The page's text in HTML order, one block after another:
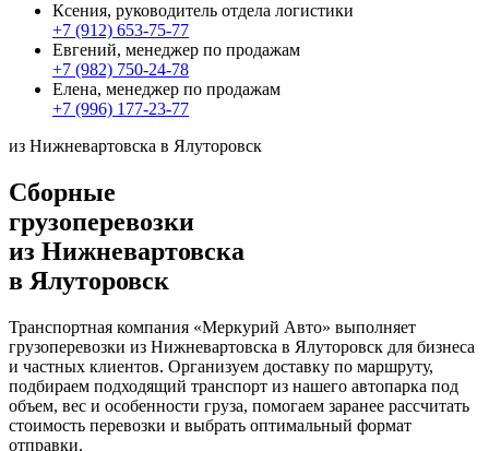
Ксения, руководитель отдела логистики
+7 (912) 653-75-77
Евгений, менеджер по продажам
+7 (982) 750-24-78
Елена, менеджер по продажам
+7 (996) 177-23-77
из Нижневартовска в Ялуторовск
Сборные
грузоперевозки
из Нижневартовска
в Ялуторовск
Транспортная компания «Меркурий Авто» выполняет
грузоперевозки из Нижневартовска в Ялуторовск для бизнеса
и частных клиентов. Организуем доставку по маршруту,
подбираем подходящий транспорт из нашего автопарка под
объем, вес и особенности груза, помогаем заранее рассчитать
стоимость перевозки и выбрать оптимальный формат
отправки.